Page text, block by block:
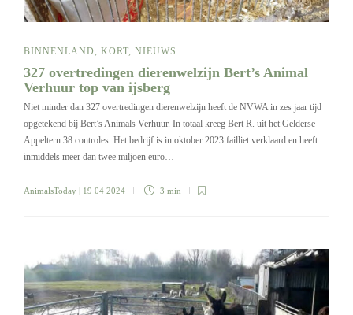
BINNENLAND, KORT, NIEUWS
327 overtredingen dierenwelzijn Bert’s Animal
Verhuur top van ijsberg
Niet minder dan 327 overtredingen dierenwelzijn heeft de NVWA in zes jaar tijd
opgetekend bij Bert’s Animals Verhuur. In totaal kreeg Bert R. uit het Gelderse
Appeltern 38 controles. Het bedrijf is in oktober 2023 failliet verklaard en heeft
inmiddels meer dan twee miljoen euro…
AnimalsToday | 19 04 2024 3 min